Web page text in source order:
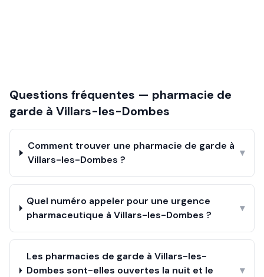
Questions fréquentes — pharmacie de
garde à Villars-les-Dombes
Comment trouver une pharmacie de garde à
Villars-les-Dombes ?
▾
Quel numéro appeler pour une urgence
pharmaceutique à Villars-les-Dombes ?
▾
Les pharmacies de garde à Villars-les-
Dombes sont-elles ouvertes la nuit et le
▾